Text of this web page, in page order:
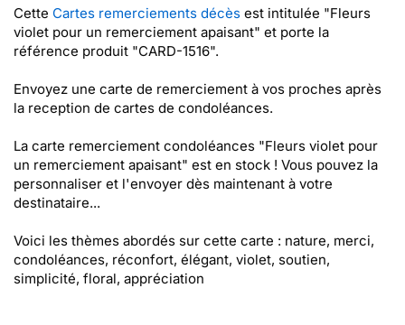
Cette Cartes remerciements décès est intitulée "Fleurs
violet pour un remerciement apaisant" et porte la
référence produit "CARD-1516".
Envoyez une carte de remerciement à vos proches après
la reception de cartes de condoléances.
La carte remerciement condoléances "Fleurs violet pour
un remerciement apaisant" est en stock ! Vous pouvez la
personnaliser et l'envoyer dès maintenant à votre
destinataire...
Voici les thèmes abordés sur cette carte : nature, merci,
condoléances, réconfort, élégant, violet, soutien,
simplicité, floral, appréciation